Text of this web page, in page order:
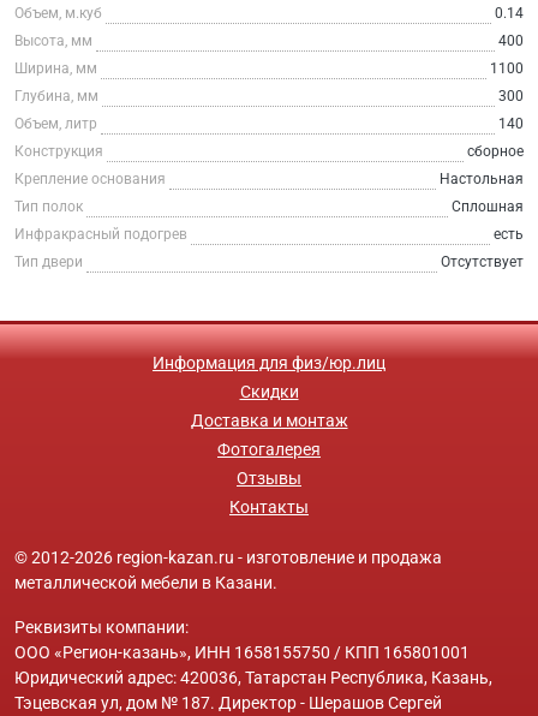
Объем, м.куб
0.14
Высота, мм
400
Ширина, мм
1100
Глубина, мм
300
Объем, литр
140
Конструкция
сборное
Крепление основания
Настольная
Тип полок
Сплошная
Инфракрасный подогрев
есть
Тип двери
Отсутствует
Информация для физ/юр.лиц
Скидки
Доставка и монтаж
Фотогалерея
Отзывы
Контакты
© 2012-2026 region-kazan.ru - изготовление и продажа
металлической мебели в Казани.
Реквизиты компании:
ООО «Регион-казань», ИНН 1658155750 / КПП 165801001
Юридический адрес: 420036, Татарстан Республика, Казань,
Тэцевская ул, дом № 187. Директор - Шерашов Сергей